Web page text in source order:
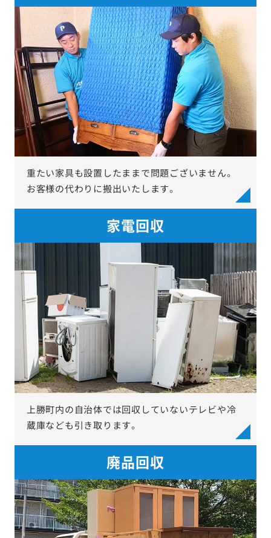
重たい家具も設置したままで問題ございません。
お客様の代わりに搬出いたします。
家電回収
上勝町内の自治体では回収していないテレビや冷
蔵庫なども引き取ります。
廃品回収